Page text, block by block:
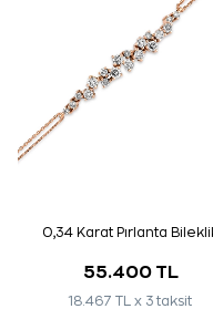
0,34 Karat Pırlanta
55.400 TL
18.467 TL x 3 taksit